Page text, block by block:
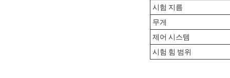
시험 지름
무게
제어 시스템
시험 힘 범위